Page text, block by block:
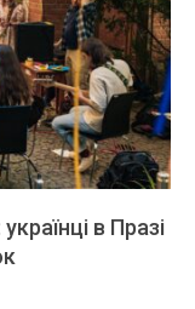
в Празі